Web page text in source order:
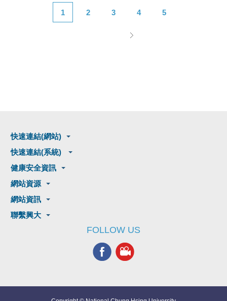
1 2 3 4 5
快速連結(網站)
快速連結(系統)
健康安全資訊
網站資源
網站資訊
聯繫興大
FOLLOW US